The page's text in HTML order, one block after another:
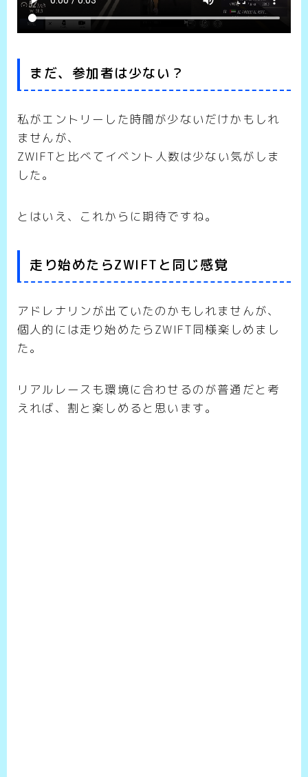
まだ、参加者は少ない？
私がエントリーした時間が少ないだけかもしれ
ませんが、
ZWIFTと比べてイベント人数は少ない気がしま
した。
とはいえ、これからに期待ですね。
走り始めたらZWIFTと同じ感覚
アドレナリンが出ていたのかもしれませんが、
個人的には走り始めたらZWIFT同様楽しめまし
た。
リアルレースも環境に合わせるのが普通だと考
えれば、割と楽しめると思います。